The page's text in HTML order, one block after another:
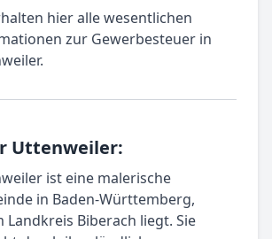
hier alle wesentlichen
zur Gewerbesteuer in
Uttenweiler:
ist eine malerische
in Baden-Württemberg,
Landkreis Biberach liegt. Sie